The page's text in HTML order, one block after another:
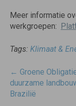
Meer informatie
werkgroepen:
Tags: Klimaat &
Post
navigatie
← Groene
duurzame
Brazilië